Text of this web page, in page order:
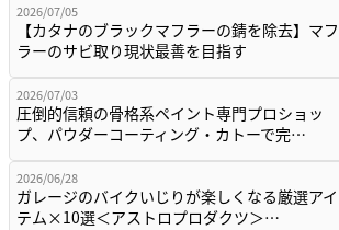
2026/07/05
【カタナのブラックマフラーの錆を除去】マフ
ラーのサビ取り現状最善を目指す
2026/07/03
圧倒的信頼の骨格系ペイント専門プロショッ
プ、パウダーコーティング・カトーで完…
2026/06/28
ガレージのバイクいじりが楽しくなる厳選アイ
テム×10選＜アストロプロダクツ＞…